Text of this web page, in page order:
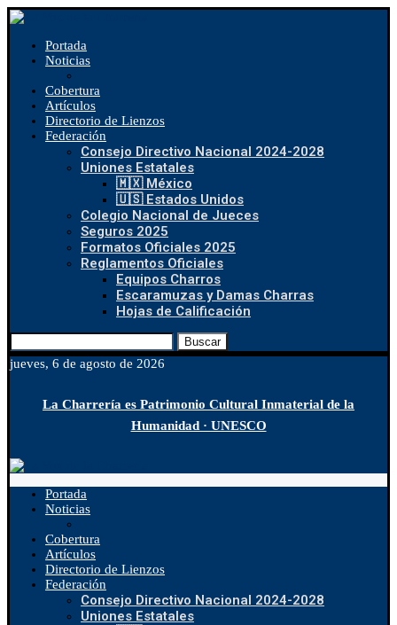
Portada
Noticias
Cobertura
Artículos
Directorio de Lienzos
Federación
Consejo Directivo Nacional 2024-2028
Uniones Estatales
🇲🇽 México
🇺🇸 Estados Unidos
Colegio Nacional de Jueces
Seguros 2025
Formatos Oficiales 2025
Reglamentos Oficiales
Equipos Charros
Escaramuzas y Damas Charras
Hojas de Calificación
Buscar
jueves, 6 de agosto de 2026
La Charrería es Patrimonio Cultural Inmaterial de la
Humanidad · UNESCO
Portada
Noticias
Cobertura
Artículos
Directorio de Lienzos
Federación
Consejo Directivo Nacional 2024-2028
Uniones Estatales